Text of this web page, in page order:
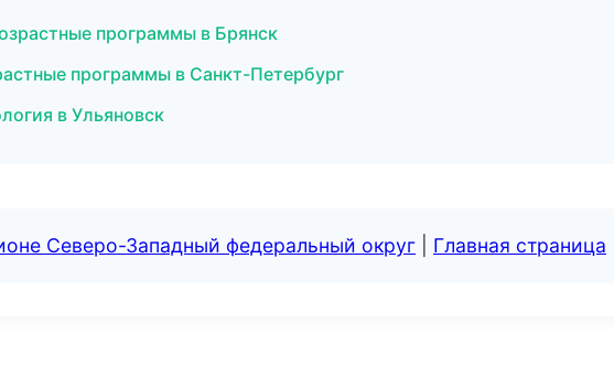
программы в Брянск
программы в Санкт-Петербург
в Ульяновск
Северо-Западный федеральный округ Главная страница